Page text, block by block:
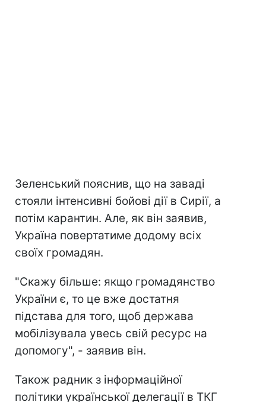
Зеленський пояснив, що на заваді
стояли інтенсивні бойові дії в Сирії, а
потім карантин. Але, як він заявив,
Україна повертатиме додому всіх
своїх громадян.
"Скажу більше: якщо громадянство
України є, то це вже достатня
підстава для того, щоб держава
мобілізувала увесь свій ресурс на
допомогу", - заявив він.
Також радник з інформаційної
політики української делегації в ТКГ